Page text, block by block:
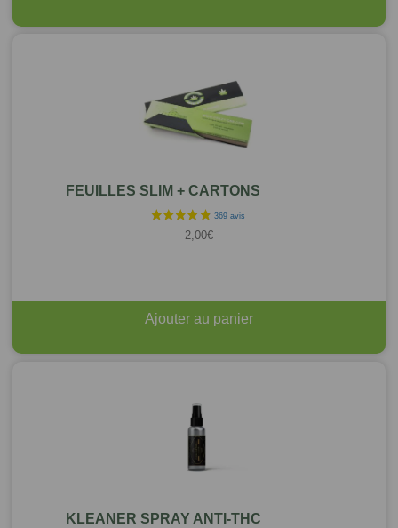
FEUILLES SLIM + CARTONS
2,00€
Ajouter au panier
KLEANER SPRAY ANTI-THC